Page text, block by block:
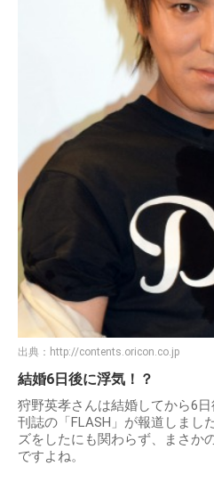
出典： http://contents.oricon.co.jp
結婚6日後に浮気！？
狩野英孝さんは結婚してから6
刊誌の「FLASH」が報道しまし
ズをしたにも関わらず、まさか
ですよね。